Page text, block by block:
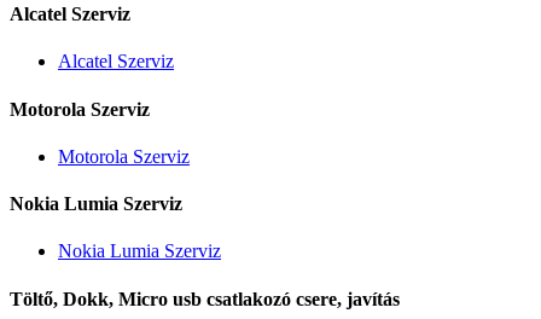
Alcatel Szerviz
Alcatel Szerviz
Motorola Szerviz
Motorola Szerviz
Nokia Lumia Szerviz
Nokia Lumia Szerviz
Töltő, Dokk, Micro usb csatlakozó csere, javítás